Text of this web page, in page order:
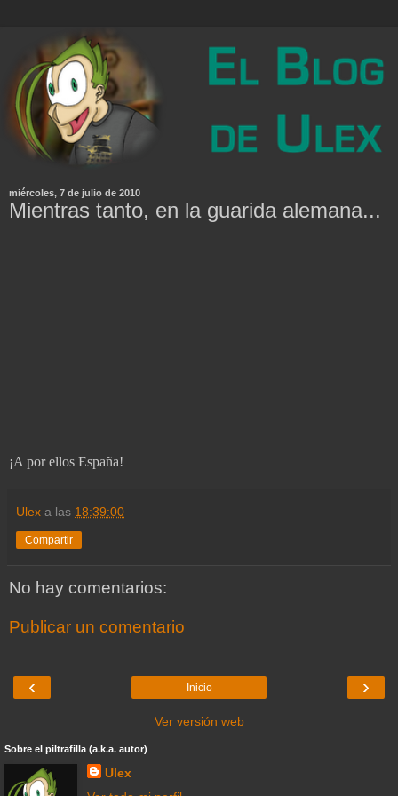
miércoles, 7 de julio de 2010
Mientras tanto, en la guarida alemana...
¡A por ellos España!
Ulex a las 18:39:00
Compartir
No hay comentarios:
Publicar un comentario
‹ ›
Inicio
Ver versión web
Sobre el piltrafilla (a.k.a. autor)
Ulex